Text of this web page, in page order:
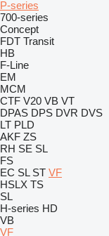
P-series
700-series
Concept
FDT Transit
HB
F-Line
EM
MCM
CTF V20 VB VT
DPAS DPS DVR DVS
LT PLD
AKF ZS
RH SE SL
FS
EC SL ST VF
HSLX TS
SL
H-series HD
VB
VF